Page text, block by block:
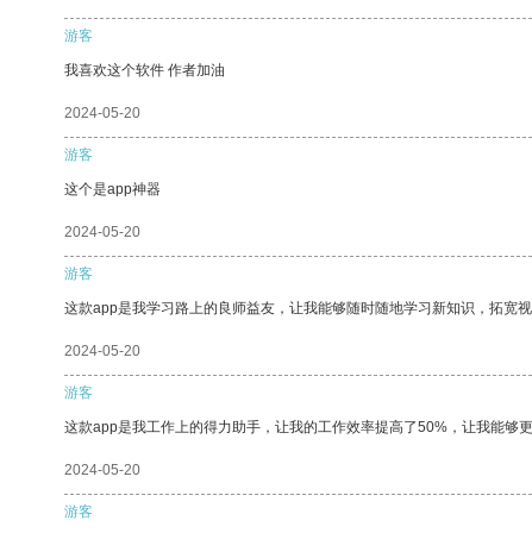
游客
我喜欢这个软件 作者加油
2024-05-20
游客
这个是app神器
2024-05-20
游客
这款app是我学习路上的良师益友，让我能够随时随地学习新知识，拓宽视
2024-05-20
游客
这款app是我工作上的得力助手，让我的工作效率提高了50%，让我能够更
2024-05-20
游客